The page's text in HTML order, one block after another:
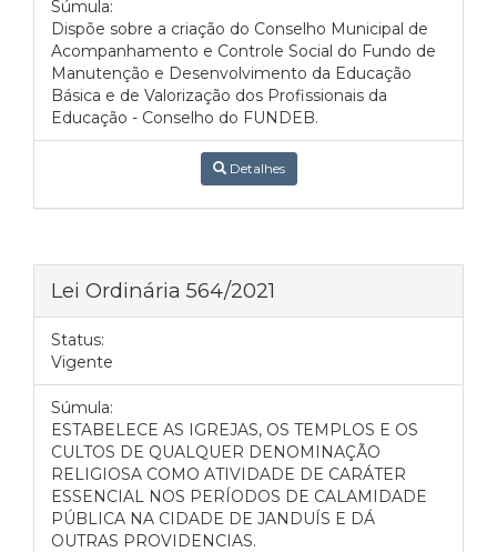
Súmula:
Dispõe sobre a criação do Conselho Municipal de
Acompanhamento e Controle Social do Fundo de
Manutenção e Desenvolvimento da Educação
Básica e de Valorização dos Profissionais da
Educação - Conselho do FUNDEB.
Detalhes
Lei Ordinária 564/2021
Status:
Vigente
Súmula:
ESTABELECE AS IGREJAS, OS TEMPLOS E OS
CULTOS DE QUALQUER DENOMINAÇÃO
RELIGIOSA COMO ATIVIDADE DE CARÁTER
ESSENCIAL NOS PERÍODOS DE CALAMIDADE
PÚBLICA NA CIDADE DE JANDUÍS E DÁ
OUTRAS PROVIDENCIAS.